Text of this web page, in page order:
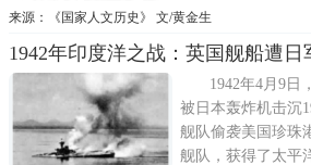
第969号训令《关
日武装欲穿无衣、
于孤立无援的绝境
权在抗日武装活跃
来源：《国家人文历史》 文/黄金生
1942年印度洋之战：英国舰船遭日
1942年4月9日
被日本轰炸机击沉
舰队偷袭美国珍珠
舰队，获得了太平